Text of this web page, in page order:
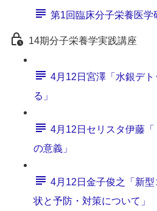
第1回臨床分子栄養医学
14期分子栄養学実践講座
4月12日宮澤「水銀デ
る」
4月12日セリスタ伊藤
の意義」
4月12日金子俊之「新
状と予防・対策について」